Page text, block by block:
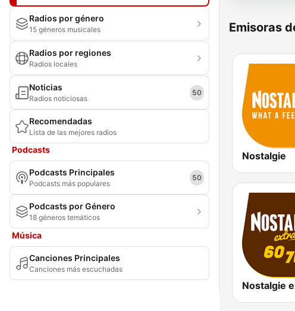
Radios por género
15 géneros musicales
Radios por regiones
Radios locales
Noticias
Radios noticiosas
50
Recomendadas
Lista de las mejores radios
Podcasts
Podcasts Principales
Podcasts más populares
50
Podcasts por Género
18 géneros temáticos
Música
Canciones Principales
Canciones más escuchadas
Emisoras
Nostalgie